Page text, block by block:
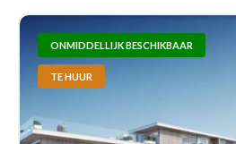
ONMIDDELLIJK BESCHIKBAAR
TE HUUR